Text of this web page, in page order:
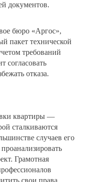
документов.
бюро «Аргос»,
пакет технической
требований
согласовать
отказа.
квартиры —
сталкиваются
случаев его
Грамотная
свои права.